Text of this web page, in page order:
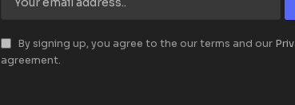
By signing up, you agree to the our terms and our
agreement.